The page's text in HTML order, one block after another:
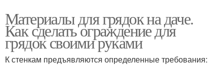
Материалы для грядок на даче.
Как сделать ограждение для
грядок своими руками
К стенкам предъявляются определенные требования: